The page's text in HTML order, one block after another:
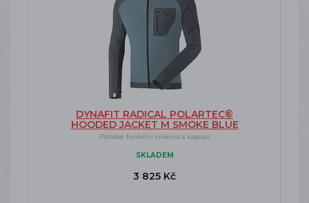
DYNAFIT RADICAL POLARTEC®
HOODED JACKET M SMOKE BLUE
Pánské funkční mikina s kapucí
SKLADEM
3 825 Kč